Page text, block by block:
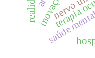
saúde
inovação